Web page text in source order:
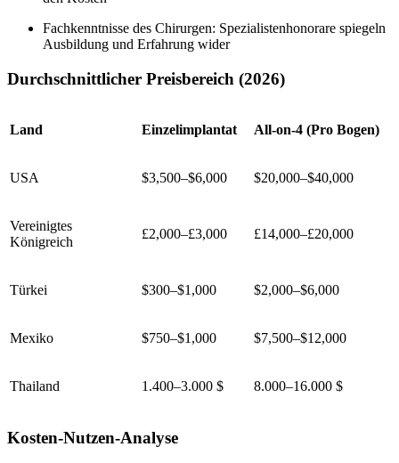
Fachkenntnisse des Chirurgen: Spezialistenhonorare spiegeln
Ausbildung und Erfahrung wider
Durchschnittlicher Preisbereich (2026)
Land Einzelimplantat All-on-4 (Pro Bogen)
USA $3,500–$6,000 $20,000–$40,000
Vereinigtes
Königreich
£2,000–£3,000 £14,000–£20,000
Türkei $300–$1,000 $2,000–$6,000
Mexiko $750–$1,000 $7,500–$12,000
Thailand 1.400–3.000 $ 8.000–16.000 $
Kosten-Nutzen-Analyse